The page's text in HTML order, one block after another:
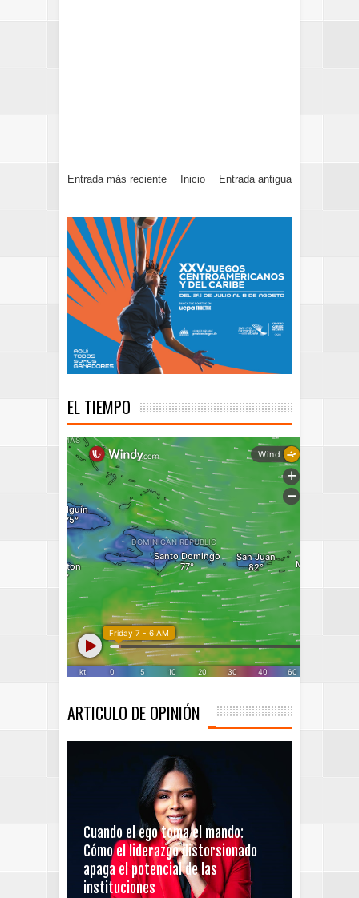
Entrada más reciente Entrada antigua
Inicio
EL TIEMPO
ARTICULO DE OPINIÓN
Cuando el ego toma el mando:
Cómo el liderazgo distorsionado
apaga el potencial de las
instituciones